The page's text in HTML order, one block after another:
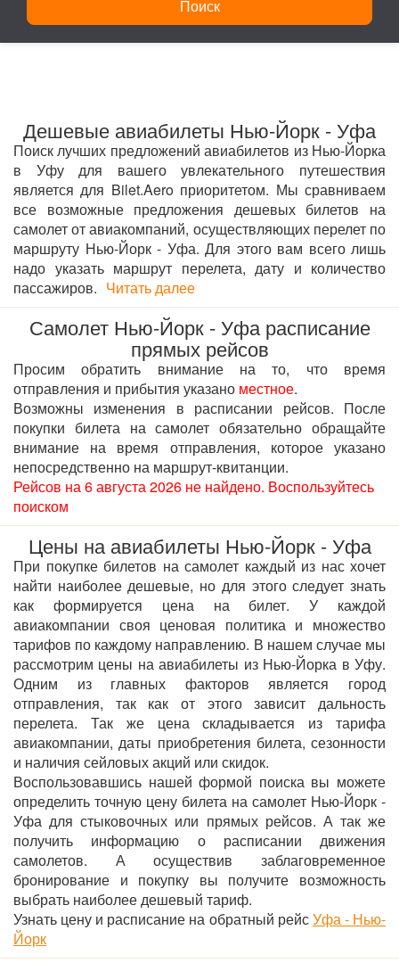
Поиск
Дешевые авиабилеты Нью-Йорк - Уфа
Поиск лучших предложений авиабилетов из Нью-Йорка
в Уфу для вашего увлекательного путешествия
является для Bilet.Aero приоритетом. Мы сравниваем
все возможные предложения дешевых билетов на
самолет от авиакомпаний, осуществляющих перелет по
маршруту Нью-Йорк - Уфа. Для этого вам всего лишь
надо указать маршрут перелета, дату и количество
пассажиров. Читать далее
Самолет Нью-Йорк - Уфа расписание
прямых рейсов
Просим обратить внимание на то, что время
отправления и прибытия указано местное.
Возможны изменения в расписании рейсов. После
покупки билета на самолет обязательно обращайте
внимание на время отправления, которое указано
непосредственно на маршрут-квитанции.
Рейсов на 6 августа 2026 не найдено. Воспользуйтесь
поиском
Цены на авиабилеты Нью-Йорк - Уфа
При покупке билетов на самолет каждый из нас хочет
найти наиболее дешевые, но для этого следует знать
как формируется цена на билет. У каждой
авиакомпании своя ценовая политика и множество
тарифов по каждому направлению. В нашем случае мы
рассмотрим цены на авиабилеты из Нью-Йорка в Уфу.
Одним из главных факторов является город
отправления, так как от этого зависит дальность
перелета. Так же цена складывается из тарифа
авиакомпании, даты приобретения билета, сезонности
и наличия сейловых акций или скидок.
Воспользовавшись нашей формой поиска вы можете
определить точную цену билета на самолет Нью-Йорк -
Уфа для стыковочных или прямых рейсов. А так же
получить информацию о расписании движения
самолетов. А осуществив заблаговременное
бронирование и покупку вы получите возможность
выбрать наиболее дешевый тариф.
Узнать цену и расписание на обратный рейсУфа - Нью-
Йорк